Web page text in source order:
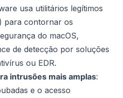
usa utilitários legítimos
para contornar os
do macOS,
de detecção por soluções
ou EDR.
intrusões mais amplas:
e o acesso